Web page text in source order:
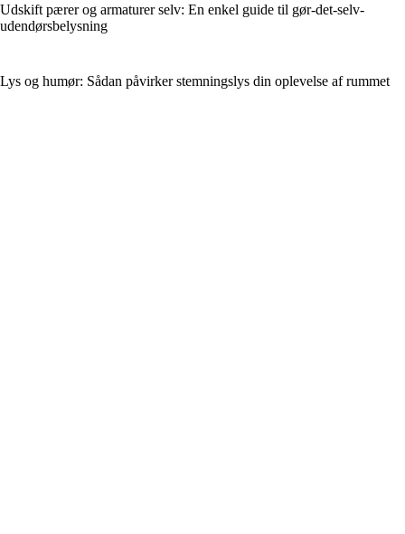
Udskift pærer og armaturer selv: En enkel guide til gør-det-selv-
udendørsbelysning
Lys og humør: Sådan påvirker stemningslys din oplevelse af rummet